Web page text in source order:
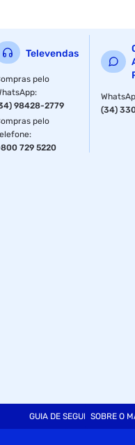
Televendas
pelo
:
98428-2779
pelo
:
729 5220
(34)
GUIA DE SEGURANÇA
SOBRE O